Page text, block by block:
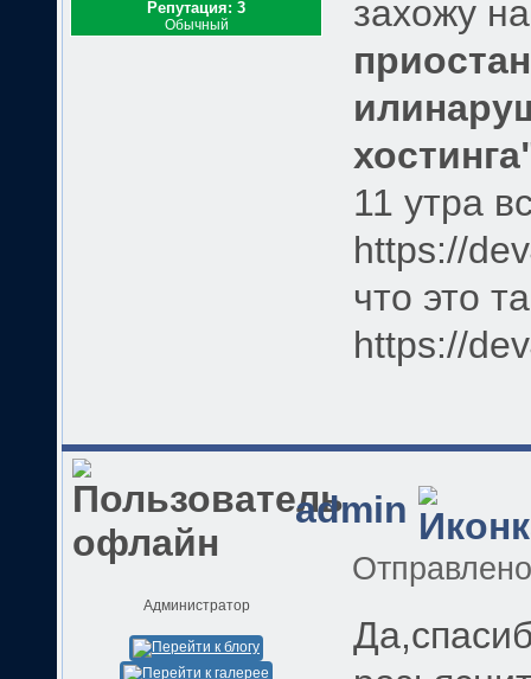
Репутация: 3
Обычный
захожу
11 утра
https://
что это
https://
admin
Администратор